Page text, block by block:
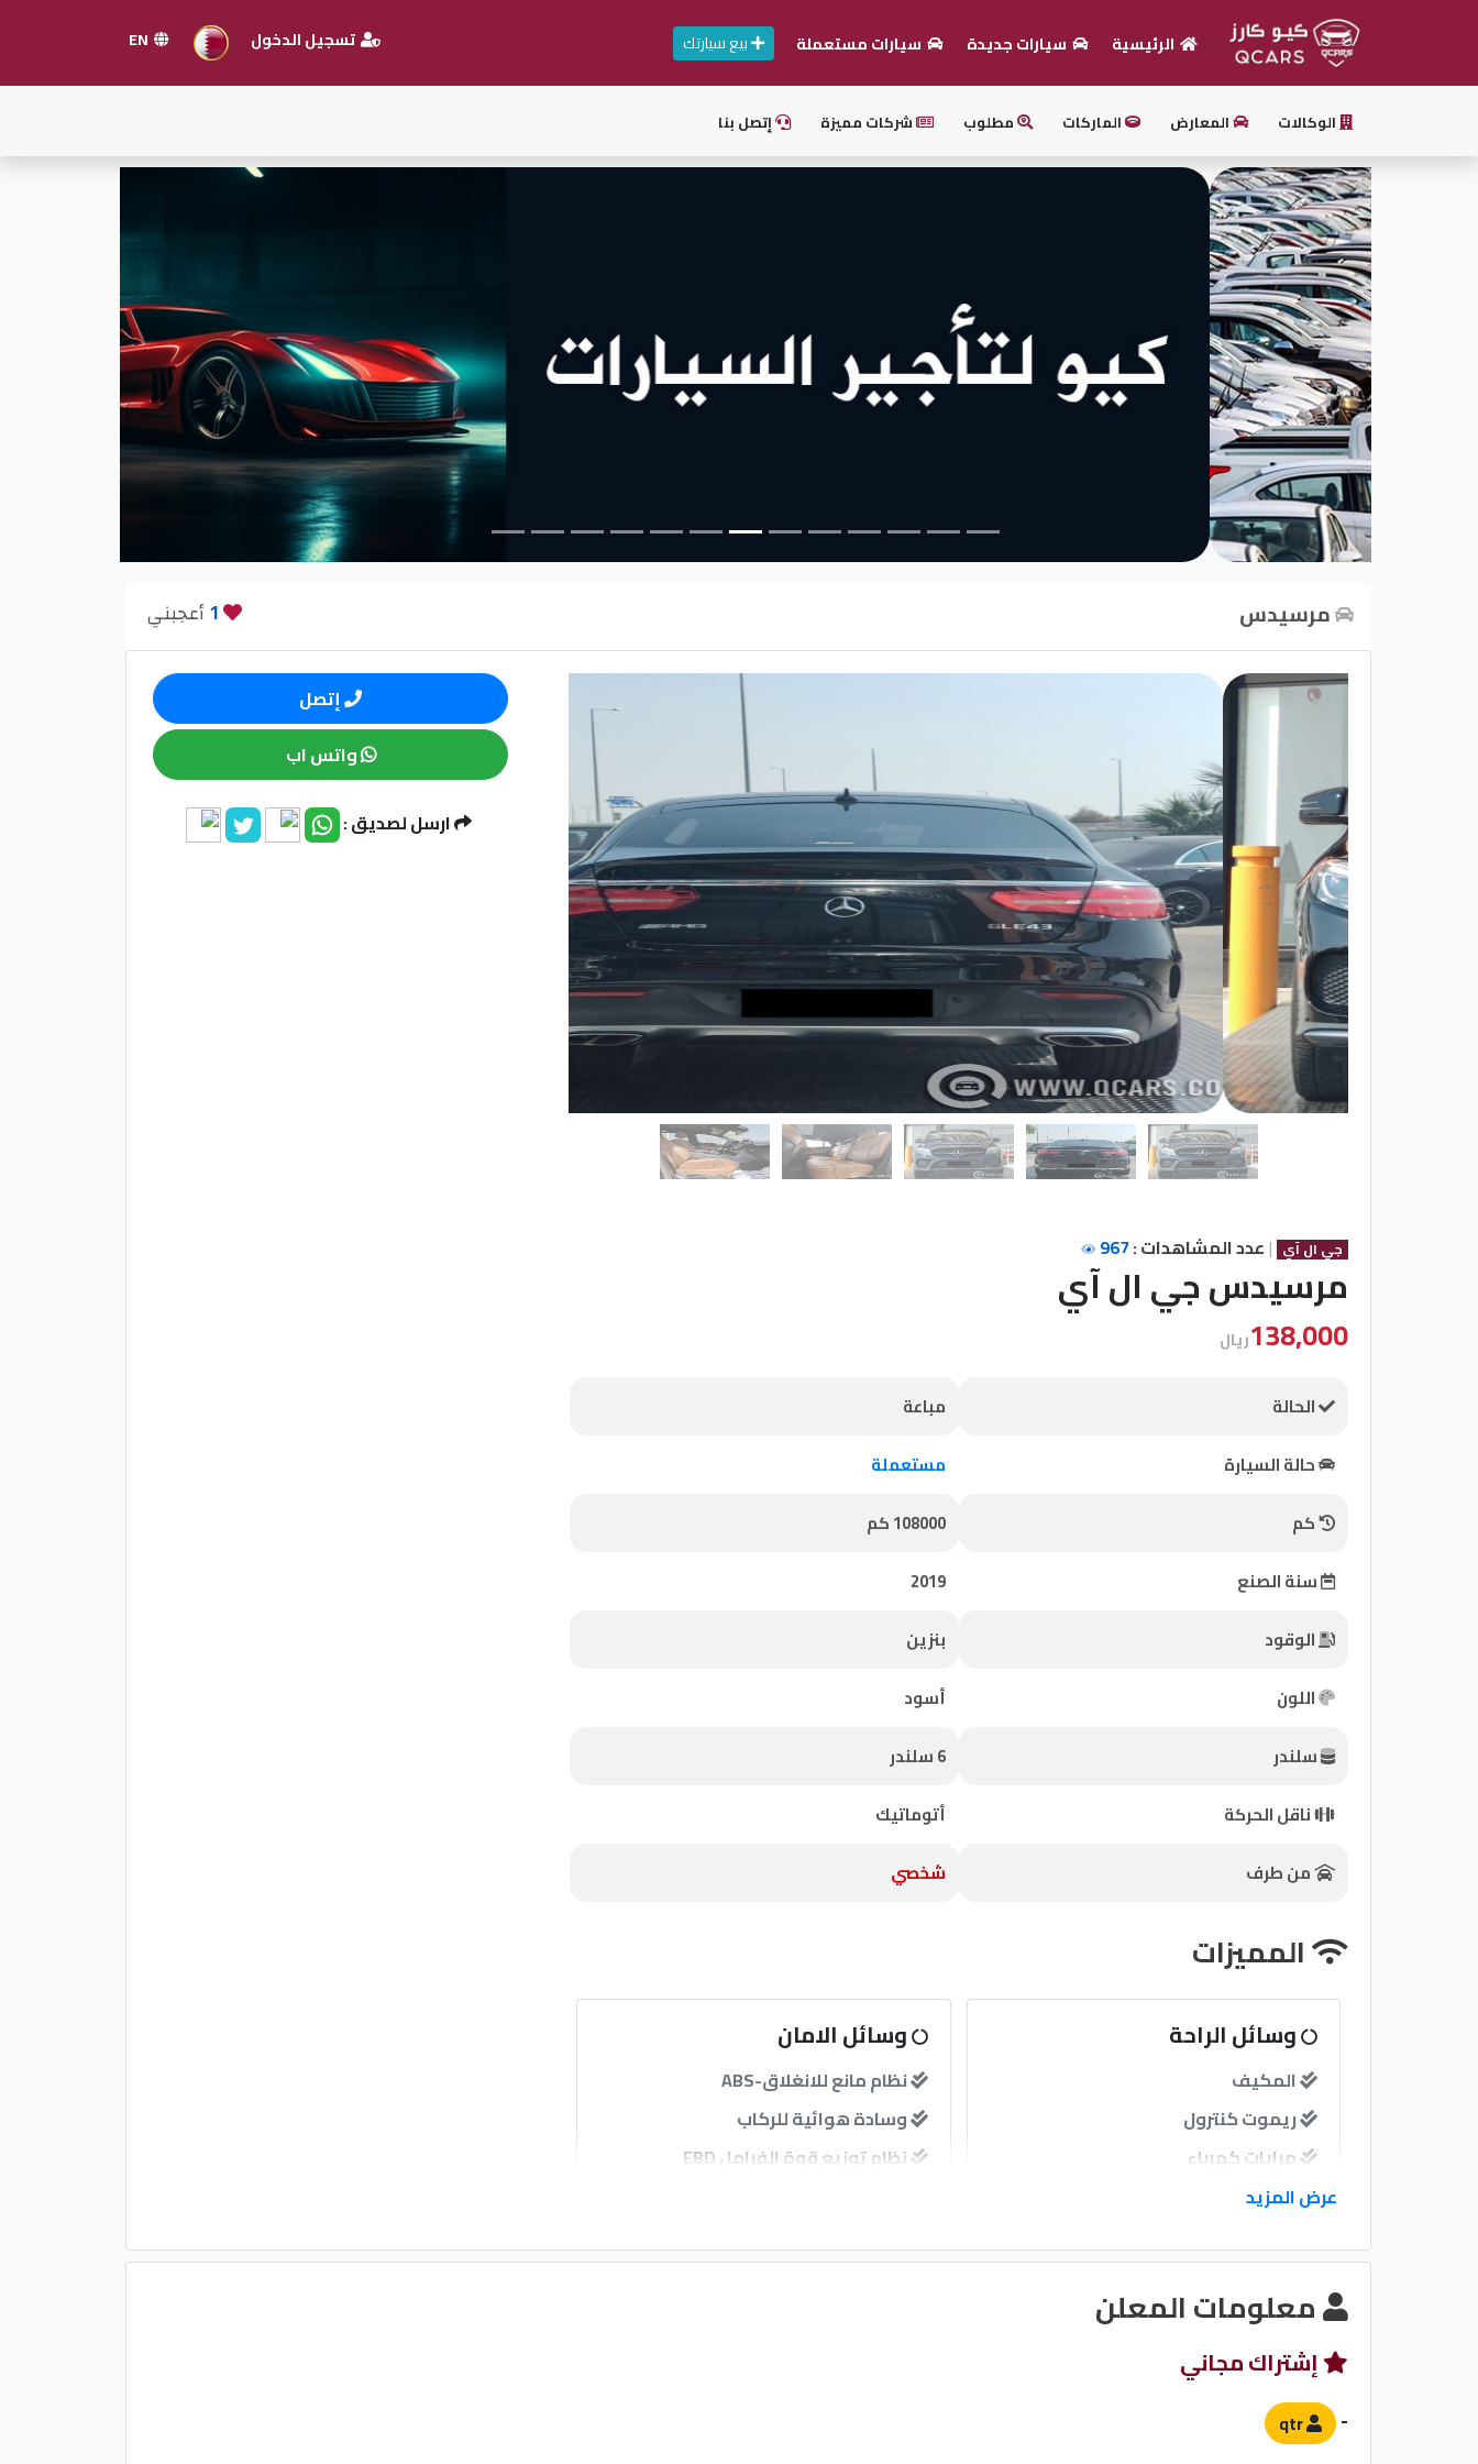
بيع
مستعملة
الرئيسية سيارات جديدة سيارات مستعملة بيع سيارتك تسجيل الدخول
الوكالات المعارض الماركات مطلوب شركات مميزة إتصل بنا
مرسيدس 1 أعجبني
جي ال آي | عدد المشاهدات :967
مرسيدس جي ال آي
138,000ريال
الحالة
مباعة
حالة السيارة
مستعملة
كم
108000 كم
سنة الصنع
2019
الوقود
بنزين
اللون
أسود
سلندر
6 سلندر
ناقل الحركة
أتوماتيك
من طرف
شخصي
المميزات
وسائل الراحة
المكيف
ريموت كنترول
مرايات كهرباء
مرايات ضم إغلاق
نوافذ
نوافذ كهربائية امامية
نوافذ كهربائية خلفية
وسائل الامان
نظام مانع للانغلاق-ABS
وسادة هوائية للركاب
نظام توزيع قوة الفرامل EBD
آخرى
عرض المزيد
إتصل
واتس اب
ارسل لصديق :
معلومات المعلن
إشتراك مجاني
-